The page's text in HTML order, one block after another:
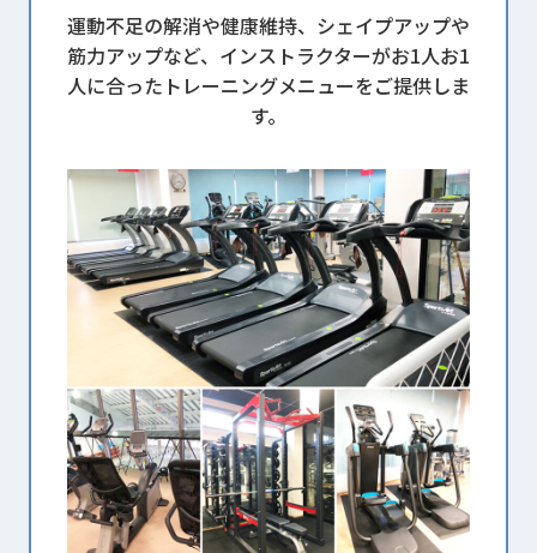
運動不足の解消や健康維持、シェイプアップや
筋力アップなど、インストラクターがお1人お1
人に合ったトレーニングメニューをご提供しま
す。